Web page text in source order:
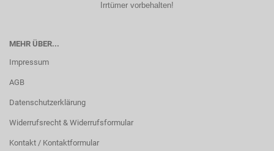
Irrtümer vorbehalten!
MEHR ÜBER...
Impressum
AGB
Datenschutzerklärung
Widerrufsrecht & Widerrufsformular
Kontakt / Kontaktformular